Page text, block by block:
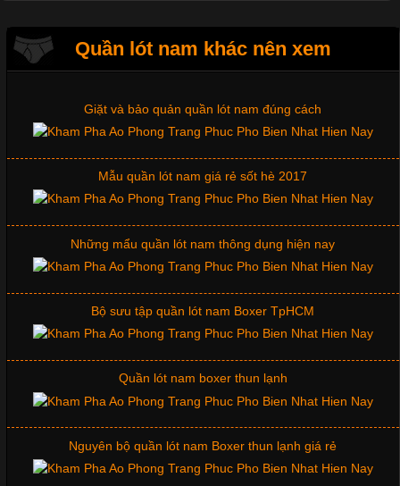
Áo thun là một trong những trang phục phổ biến nhất hiện nay
nhờ tính tiện dụng, dễ phối đồ và phù hợp với nhiều đối tượng.
quan trọng tạo nên phong cách riêng cho từng sản phẩm. Mỗi
loại cổ áo sẽ mang đến một vẻ đẹp khác
Những Mẫu Áo Thun Đồng Phục Công Ty Được Ưa
Chuộng Hiện Nay
Cập nhật 2026-06-01 14:23:34
Trong môi trường kinh doanh hiện đại, việc xây dựng hình ảnh
chuyên nghiệp đóng vai trò quan trọng đối với sự phát triển của
Quần lót nam khác nên xem
Xu hướng thời trang trẻ và quần lót nam giá sỉ
Giặt và bảo quản quần lót nam đúng cách
Mẫu quần lót nam giá rẻ sốt hè 2017
Những mẩu quần lót nam thông dụng hiện nay
Bộ sưu tập quần lót nam Boxer TpHCM
Quần lót nam boxer thun lạnh
Nguyên bộ quần lót nam Boxer thun lạnh giá rẻ